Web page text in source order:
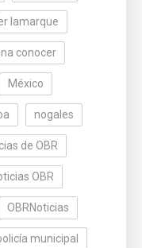
lamarque
conocer
México
nogales
de OBR
OBR
OBRNoticias
municipal